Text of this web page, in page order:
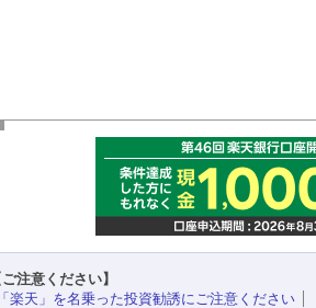
ご注意ください】
「楽天」を名乗った投資勧誘にご注意ください